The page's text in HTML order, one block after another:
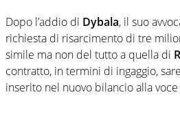
Dopo l’addio di Dybala, il suo
richiesta di risarcimento di tre
simile ma non del tutto a quella di
contratto, in termini di ingaggio,
inserito nel nuovo bilancio alla